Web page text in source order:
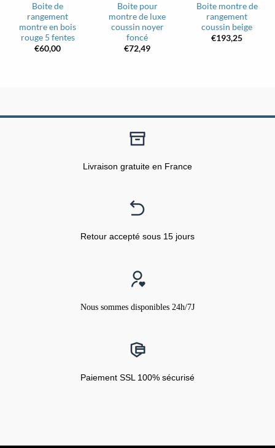
Boite de
rangement
montre en bois
rouge 5 fentes
€60,00
Boite pour
montre de luxe
coussin noyer
foncé
€72,49
Boite montre de
rangement
coussin beige
€193,25
Livraison gratuite en France
Retour accepté sous 15 jours
Nous sommes disponibles 24h/7J
Paiement SSL 100% sécurisé